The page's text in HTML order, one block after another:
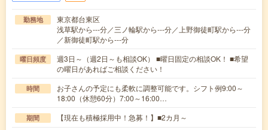
勤務地
東京都台東区
浅草駅から---分／三ノ輪駅から---分／上野御徒町駅から---分
／新御徒町駅から---分
曜日頻度
週3日～（週2日～も相談OK） ■曜日固定の相談OK！ ■希望
の曜日があればご相談ください！
時間
お子さんの予定にも柔軟に調整可能です。シフト例9:00～
18:00（休憩60分）7:00～16:00…
期間 【現在も積極採用中！急募！】■2カ月～